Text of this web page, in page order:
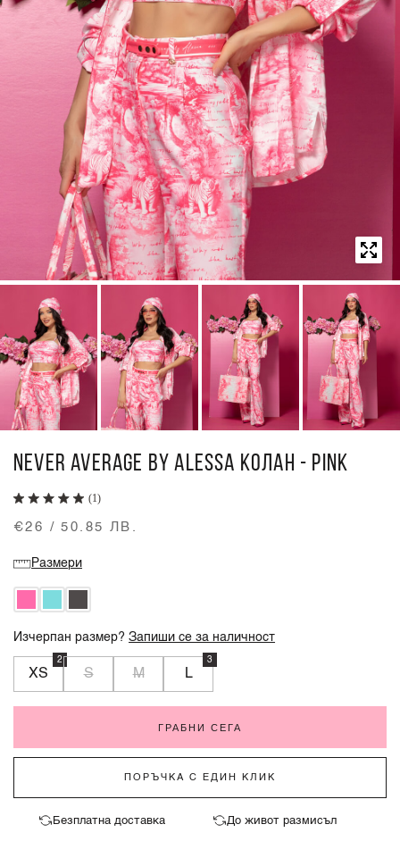
NEVER AVERAGE BY ALESSA КОЛАН - PINK
(1)
€26 / 50.85 ЛВ.
Размери
Изчерпан размер?Запиши се за наличност
XS
2
S M L
3
ГРАБНИ СЕГА
ПОРЪЧКА С ЕДИН КЛИК
Безплатна доставка До живот размисъл